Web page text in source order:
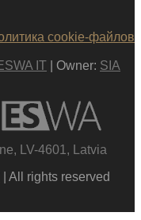
cookie-файлов
IT | Owner: SIA
LV-4601, Latvia
| All rights reserved